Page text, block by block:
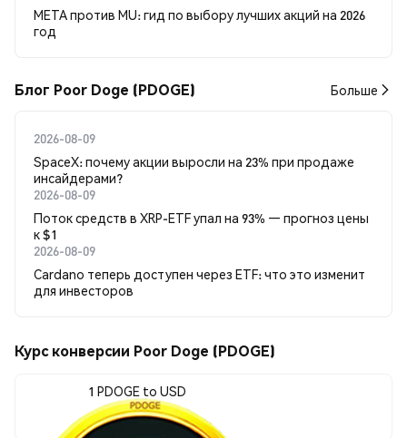
META против MU: гид по выбору лучших акций на 2026
год
Блог Poor Doge (PDOGE) Больше
2026-08-09
SpaceX: почему акции выросли на 23% при продаже
инсайдерами?
2026-08-09
Поток средств в XRP-ETF упал на 93% — прогноз цены
к $1
2026-08-09
Cardano теперь доступен через ETF: что это изменит
для инвесторов
Курс конверсии Poor Doge (PDOGE)
1 PDOGE to USD
$0.00000015